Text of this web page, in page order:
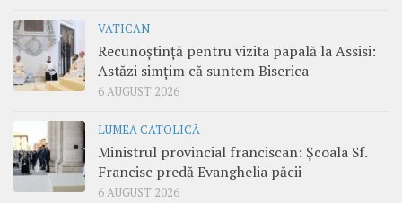
VATICAN
Recunoștință pentru vizita papală la Assisi:
Astăzi simțim că suntem Biserica
6 AUGUST 2026
LUMEA CATOLICĂ
Ministrul provincial franciscan: Școala Sf.
Francisc predă Evanghelia păcii
6 AUGUST 2026